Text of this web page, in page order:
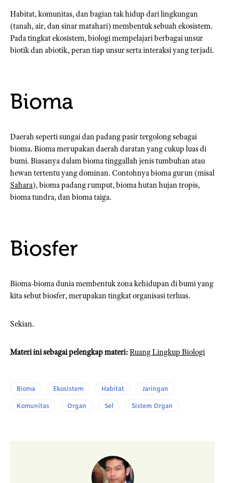
Habitat, komunitas, dan bagian tak hidup dari lingkungan
(tanah, air, dan sinar matahari) membentuk sebuah ekosistem.
Pada tingkat ekosistem, biologi mempelajari berbagai unsur
biotik dan abiotik, peran tiap unsur serta interaksi yang terjadi.
Bioma
Daerah seperti sungai dan padang pasir tergolong sebagai
bioma. Bioma merupakan daerah daratan yang cukup luas di
bumi. Biasanya dalam bioma tinggallah jenis tumbuhan atau
hewan tertentu yang dominan. Contohnya bioma gurun (misal
Sahara), bioma padang rumput, bioma hutan hujan tropis,
bioma tundra, dan bioma taiga.
Biosfer
Bioma-bioma dunia membentuk zona kehidupan di bumi yang
kita sebut biosfer, merupakan tingkat organisasi terluas.
Sekian.
Materi ini sebagai pelengkap materi: Ruang Lingkup Biologi
Bioma Ekosistem Habitat
Jaringan
Komunitas
Organ Sel Sistem Organ